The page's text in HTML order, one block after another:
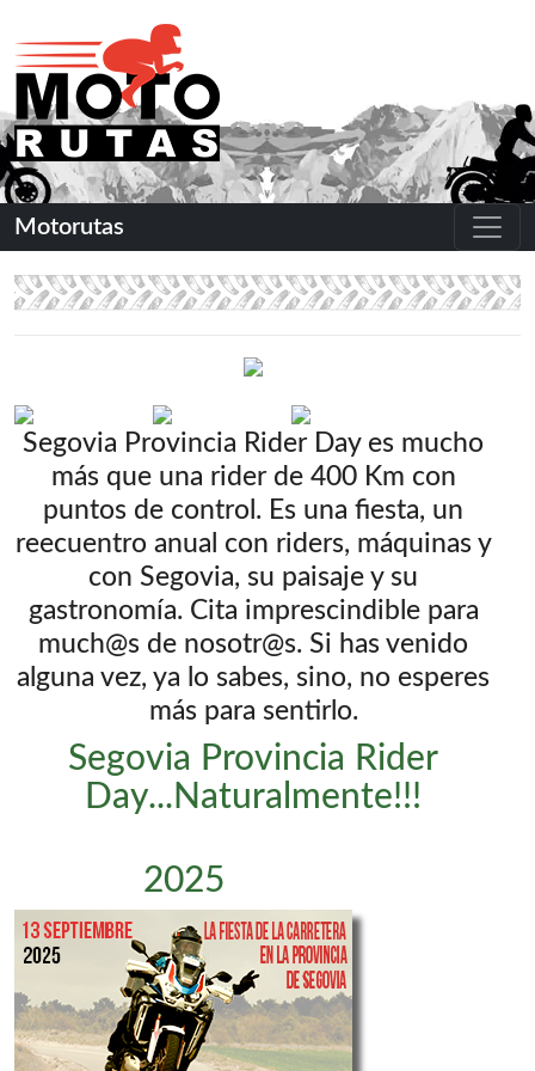
Motorutas
Segovia Provincia Rider Day es mucho
más que una rider de 400 Km con
puntos de control. Es una fiesta, un
reecuentro anual con riders, máquinas y
con Segovia, su paisaje y su
gastronomía. Cita imprescindible para
much@s de nosotr@s. Si has venido
alguna vez, ya lo sabes, sino, no esperes
más para sentirlo.
Segovia Provincia Rider
Day...Naturalmente!!!
2025